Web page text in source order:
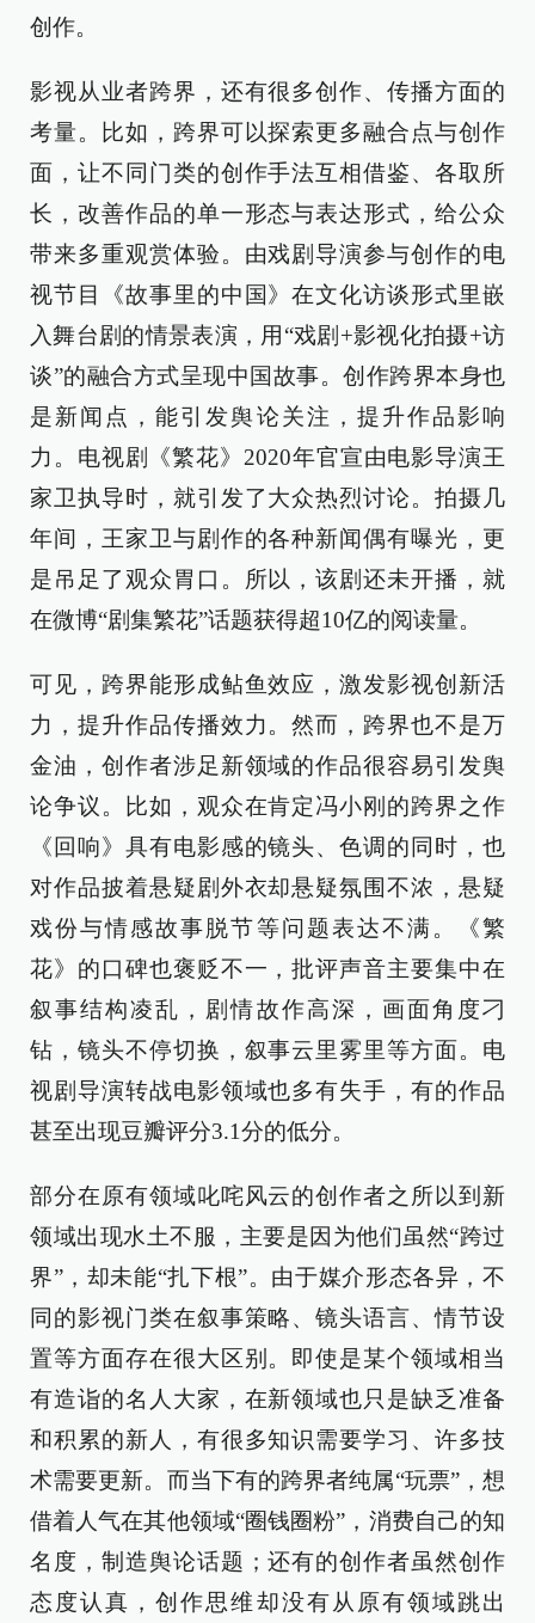
创作。
影视从业者跨界，还有很多创作、传播方面的
考量。比如，跨界可以探索更多融合点与创作
面，让不同门类的创作手法互相借鉴、各取所
长，改善作品的单一形态与表达形式，给公众
带来多重观赏体验。由戏剧导演参与创作的电
视节目《故事里的中国》在文化访谈形式里嵌
入舞台剧的情景表演，用“戏剧+影视化拍摄+访
谈”的融合方式呈现中国故事。创作跨界本身也
是新闻点，能引发舆论关注，提升作品影响
力。电视剧《繁花》2020年官宣由电影导演王
家卫执导时，就引发了大众热烈讨论。拍摄几
年间，王家卫与剧作的各种新闻偶有曝光，更
是吊足了观众胃口。所以，该剧还未开播，就
在微博“剧集繁花”话题获得超10亿的阅读量。
可见，跨界能形成鲇鱼效应，激发影视创新活
力，提升作品传播效力。然而，跨界也不是万
金油，创作者涉足新领域的作品很容易引发舆
论争议。比如，观众在肯定冯小刚的跨界之作
《回响》具有电影感的镜头、色调的同时，也
对作品披着悬疑剧外衣却悬疑氛围不浓，悬疑
戏份与情感故事脱节等问题表达不满。《繁
花》的口碑也褒贬不一，批评声音主要集中在
叙事结构凌乱，剧情故作高深，画面角度刁
钻，镜头不停切换，叙事云里雾里等方面。电
视剧导演转战电影领域也多有失手，有的作品
甚至出现豆瓣评分3.1分的低分。
部分在原有领域叱咤风云的创作者之所以到新
领域出现水土不服，主要是因为他们虽然“跨过
界”，却未能“扎下根”。由于媒介形态各异，不
同的影视门类在叙事策略、镜头语言、情节设
置等方面存在很大区别。即使是某个领域相当
有造诣的名人大家，在新领域也只是缺乏准备
和积累的新人，有很多知识需要学习、许多技
术需要更新。而当下有的跨界者纯属“玩票”，想
借着人气在其他领域“圈钱圈粉”，消费自己的知
名度，制造舆论话题；还有的创作者虽然创作
态度认真，创作思维却没有从原有领域跳出